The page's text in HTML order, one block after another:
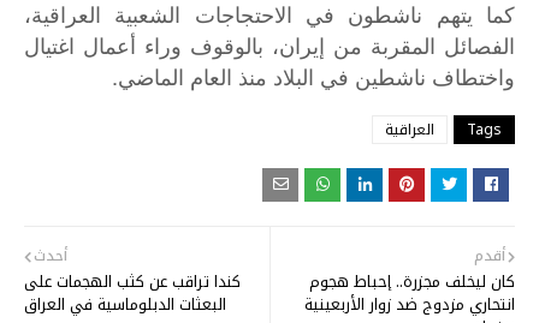
كما يتهم ناشطون في الاحتجاجات الشعبية
العراقية،
الفصائل
المقربة من إيران، بالوقوف وراء أعمال
اغتيال
واختطاف ناشطين في البلاد منذ العام الماضي.
Tags العراقية
أحدث
كندا تراقب عن كثب الهجمات على
البعثات الدبلوماسية في العراق
أقدم
كان ليخلف مجزرة.. إحباط هجوم
انتحاري مزدوج ضد زوار الأربعينية